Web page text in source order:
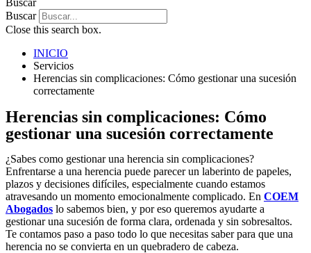
Buscar
Buscar
Close this search box.
INICIO
Servicios
Herencias sin complicaciones: Cómo gestionar una sucesión
correctamente
Herencias sin complicaciones: Cómo
gestionar una sucesión correctamente
¿Sabes como gestionar una herencia sin complicaciones?
Enfrentarse a una herencia puede parecer un laberinto de papeles,
plazos y decisiones difíciles, especialmente cuando estamos
atravesando un momento emocionalmente complicado. En COEM
Abogados lo sabemos bien, y por eso queremos ayudarte a
gestionar una sucesión de forma clara, ordenada y sin sobresaltos.
Te contamos paso a paso todo lo que necesitas saber para que una
herencia no se convierta en un quebradero de cabeza.